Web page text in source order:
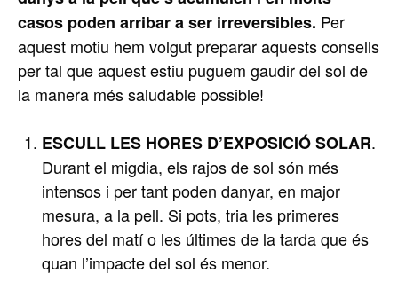
casos poden arribar a ser irreversibles. Per
aquest motiu hem volgut preparar aquests consells
per tal que aquest estiu puguem gaudir del sol de
la manera més saludable possible!
ESCULL LES HORES D’EXPOSICIÓ SOLAR.
Durant el migdia, els rajos de sol són més
intensos i per tant poden danyar, en major
mesura, a la pell. Si pots, tria les primeres
hores del matí o les últimes de la tarda que és
quan l’impacte del sol és menor.